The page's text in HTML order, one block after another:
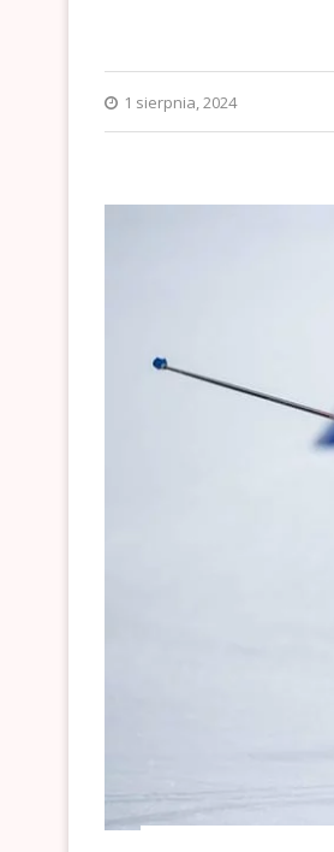
1 sierpnia, 2024